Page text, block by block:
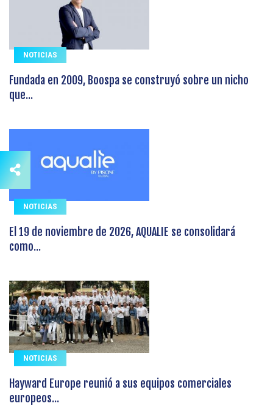
NOTICIAS
Fundada en 2009, Boospa se construyó sobre un nicho
que...
NOTICIAS
El 19 de noviembre de 2026, AQUALIE se consolidará
como...
NOTICIAS
Hayward Europe reunió a sus equipos comerciales
europeos...